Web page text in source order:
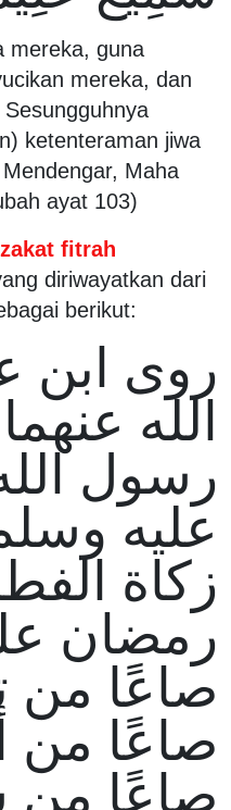
mereka, guna
mereka, dan
ketenteraman jiwa
Maha
ayat 103)
zakat fitrah
diriwayatkan dari
berikut:
روى ابن
الله
رسول
عليه
زكاة
رمضان
صاعًا من
صاعًا من
صاعًا من